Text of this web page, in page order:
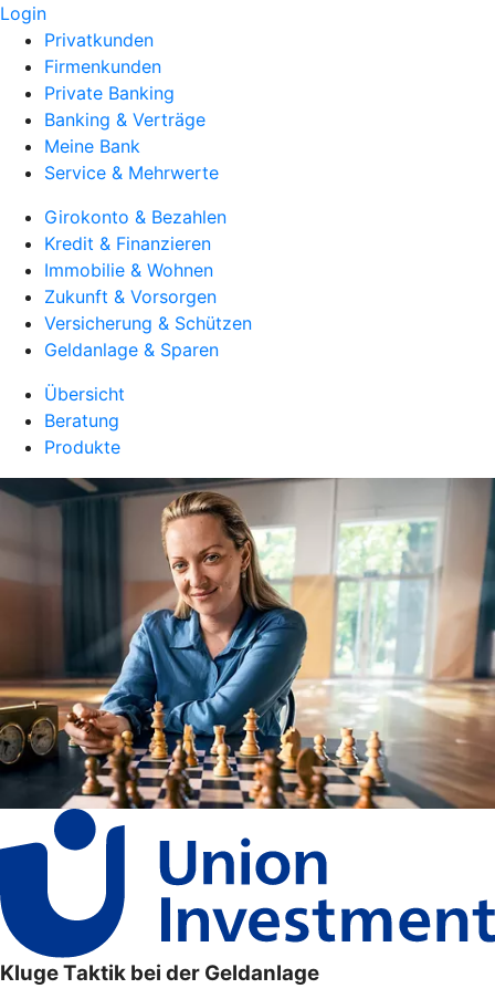
Login
Privatkunden
Firmenkunden
Private Banking
Banking & Verträge
Meine Bank
Service & Mehrwerte
Girokonto & Bezahlen
Kredit & Finanzieren
Immobilie & Wohnen
Zukunft & Vorsorgen
Versicherung & Schützen
Geldanlage & Sparen
Übersicht
Beratung
Produkte
Kluge Taktik bei der Geldanlage